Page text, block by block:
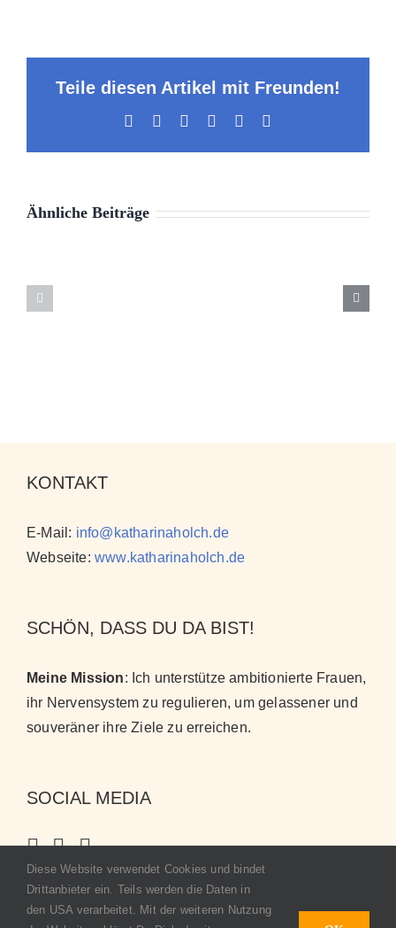
Teile diesen Artikel mit Freunden!
Facebook LinkedInWhatsApp
Pinterest
Ähnliche Beiträge
KONTAKT
E-Mail: info@katharinaholch.de
Webseite: www.katharinaholch.de
SCHÖN, DASS DU DA BIST!
Meine Mission: Ich unterstütze ambitionierte Frauen,
ihr Nervensystem zu regulieren, um gelassener und
souveräner ihre Ziele zu erreichen.
SOCIAL MEDIA
Diese Website verwendet Cookies und bindet
Drittanbieter ein. Teils werden die Daten in
den USA verarbeitet. Mit der weiteren Nutzung